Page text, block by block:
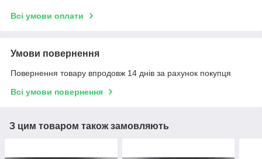
Всі умови оплати
Умови повернення
Повернення товару впродовж 14 днів за рахунок покупця
Всі умови повернення
З цим товаром також замовляють